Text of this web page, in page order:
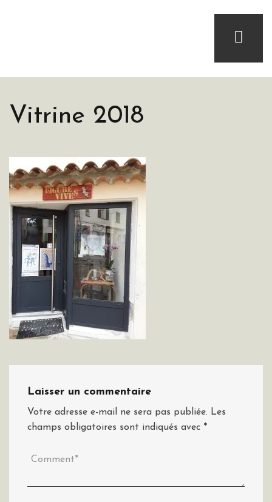
Vitrine 2018
Laisser un commentaire
Votre adresse e-mail ne sera pas publiée. Les
champs obligatoires sont indiqués avec *